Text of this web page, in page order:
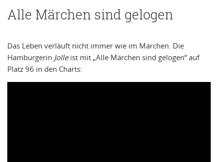
Alle Märchen sind gelogen
Das Leben verläuft nicht immer wie im Märchen. Die
Hamburgerin Jolle ist mit „Alle Märchen sind gelogen“ auf
Platz 96 in den Charts: